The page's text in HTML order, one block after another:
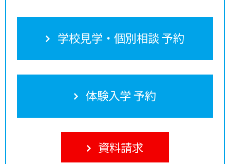
学校見学・個別相談 予約
体験入学 予約
資料請求